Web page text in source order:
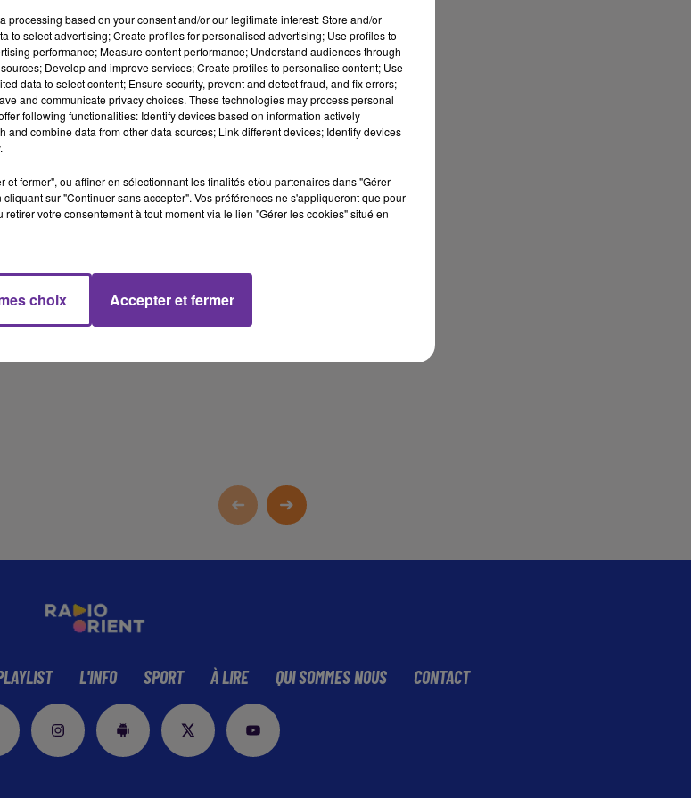
dans la bande de Gaza. Les
se poursuivent. La député PS de la
de la Seine Saint Denis Fatiha Keloua Hachi
Elle reviendra notamment sur la
chefs d’Etat français, egyptien et jordanien
le feu “immédiat” et “permanent”.
de fret humanitaire ont été larguées mardi au
de Gaza. Il s’agit de l’opération internationale,
français sur la fin de vie a
Il a été présenté ce mercredi en Conseil des
L'INFO SPORT À LIRE QUI SOMMES NOUS CONTACT
processing based on your consent and/or our legitimate interest: Store and/or
to select advertising; Create profiles for personalised advertising; Use profiles to
performance; Measure content performance; Understand audiences through
Develop and improve services; Create profiles to personalise content; Use
data to select content; Ensure security, prevent and detect fraud, and fix errors;
and communicate privacy choices. These technologies may process personal
following functionalities: Identify devices based on information actively
and combine data from other data sources; Link different devices; Identify devices
et fermer", ou affiner en sélectionnant les finalités et/ou partenaires dans "Gérer
sur "Continuer sans accepter". Vos préférences ne s'appliqueront que pour
votre consentement à tout moment via le lien "Gérer les cookies" situé en
choix Accepter et fermer